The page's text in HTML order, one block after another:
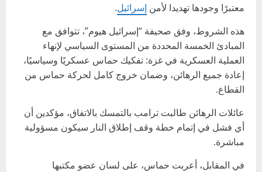
معتبرًا وجودها تهديدا لأمن إسرائيل.
هذه الشروط، وفق صحيفة “إسرائيل هيوم”، تتوافق مع
المبادئ الخمسة المحددة من المستوى السياسي لإنهاء
العملية العسكرية في غزة: تفكيك حماس عسكريًا وسياسيًا،
إعادة جميع الرهائن، وضمان خروج كامل لحركة حماس من
القطاع.
عائلات الرهائن طالبت ترامب بالتمسك بالاتفاق، مؤكدين أن
أي فشل في إتمام خطة وقف إطلاق النار سيكون مسؤولية
مباشرة.
في المقابل، أعربت حماس، على لسان عضو مكتبها